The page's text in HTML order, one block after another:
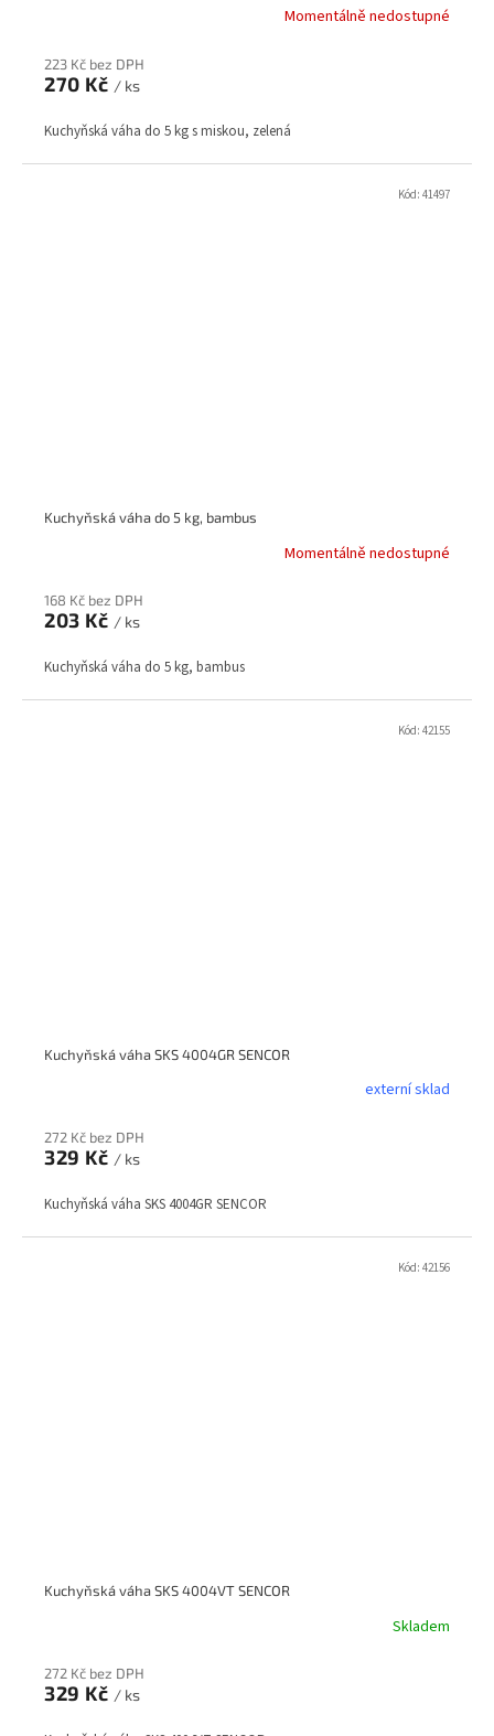
Momentálně nedostupné
223 Kč bez DPH
270 Kč / ks
Kuchyňská váha do 5 kg s miskou, zelená
Kuchyňská váha do 5 kg, bambus
Momentálně nedostupné
168 Kč bez DPH
203 Kč / ks
Kuchyňská váha do 5 kg, bambus
Kód: 41497
Kuchyňská váha SKS 4004GR SENCOR
externí sklad
272 Kč bez DPH
329 Kč / ks
Kuchyňská váha SKS 4004GR SENCOR
Kód: 42155
Kuchyňská váha SKS 4004VT SENCOR
Skladem
272 Kč bez DPH
329 Kč / ks
Kód: 42156